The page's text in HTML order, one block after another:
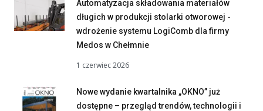
Automatyzacja składowania materiałów
długich w produkcji stolarki otworowej -
wdrożenie systemu LogiComb dla firmy
Medos w Chełmnie
1 czerwiec 2026
Nowe wydanie kwartalnika „OKNO” już
dostępne – przegląd trendów, technologii i